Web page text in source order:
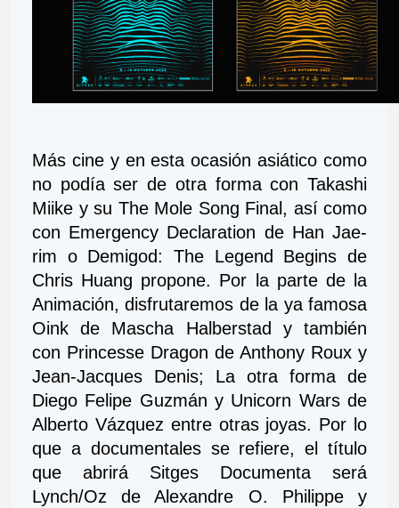
Más cine y en esta ocasión asiático como
no podía ser de otra forma con Takashi
Miike y su The Mole Song Final, así como
con Emergency Declaration de Han Jae-
rim o Demigod: The Legend Begins de
Chris Huang propone. Por la parte de la
Animación, disfrutaremos de la ya famosa
Oink de Mascha Halberstad y también
con Princesse Dragon de Anthony Roux y
Jean-Jacques Denis; La otra forma de
Diego Felipe Guzmán y Unicorn Wars de
Alberto Vázquez entre otras joyas. Por lo
que a documentales se refiere, el título
que abrirá Sitges Documenta será
Lynch/Oz de Alexandre O. Philippe y